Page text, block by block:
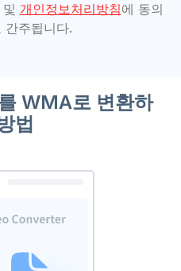
개인정보처리방침에 동의
간주됩니다.
WMA로 변환하
법